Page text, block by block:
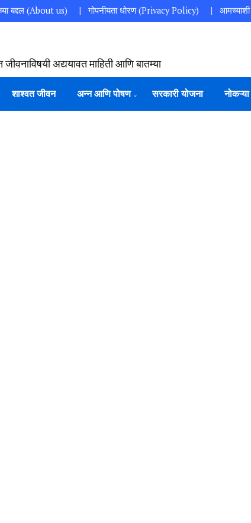
बद्दल (About us) गोपनीयता धोरण (Privacy Policy)
अद्ययावत माहिती आणि बातम्या
शाश्वत जीवन अन्न आणि पोषण सरकारी योजना नोकऱ्या